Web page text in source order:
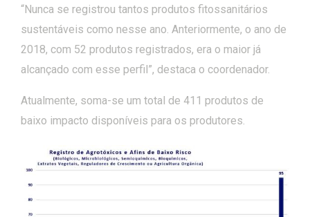
“Nunca se registrou tantos produtos fitossanitários
sustentáveis como nesse ano. Anteriormente, o ano de
2018, com 52 produtos registrados, era o maior já
alcançado com esse perfil”, destaca o coordenador.
Atualmente, soma-se um total de 411 produtos de
baixo impacto disponíveis para os produtores.